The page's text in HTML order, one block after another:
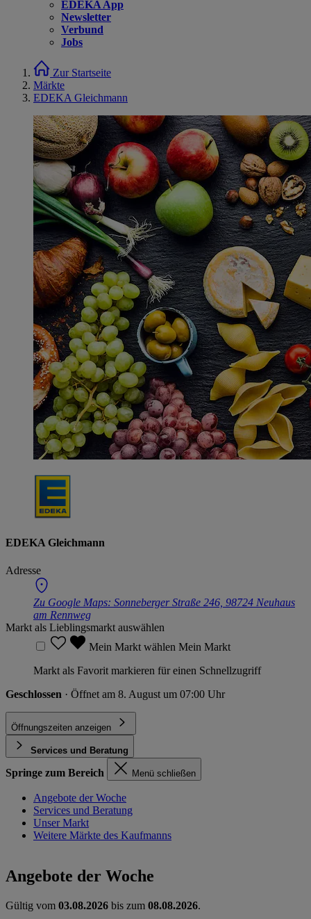
EDEKA App
Newsletter
Verbund
Jobs
Zur Startseite
Märkte
EDEKA Gleichmann
EDEKA Gleichmann
Adresse
Zu Google Maps: Sonneberger Straße 246, 98724 Neuhaus
am Rennweg
Markt als Lieblingsmarkt auswählen
Mein Markt wählen Mein Markt
Markt als Favorit markieren für einen Schnellzugriff
Geschlossen · Öffnet am 8. August um 07:00 Uhr
Öffnungszeiten anzeigen
Services und Beratung
Springe zum Bereich Menü schließen
Angebote der Woche
Services und Beratung
Unser Markt
Weitere Märkte des Kaufmanns
Angebote der Woche
Gültig vom 03.08.2026 bis zum 08.08.2026.